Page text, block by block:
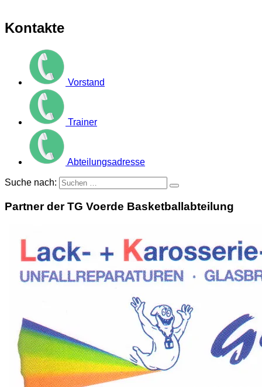
Kontakte
Vorstand
Trainer
Abteilungsadresse
Suche nach:
Partner der TG Voerde Basketballabteilung